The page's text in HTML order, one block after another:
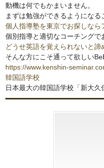
動機は何でもかまいません。
まずは勉強ができるようになる
個人指導塾を東京でお探しなら
個別指導と適切なコーチングで
どうせ英語を覚えられないと諦
そんな方にこそ通って欲しい
https://www.kenshin-
韓国語学校
日本最大の韓国語学校「新大久